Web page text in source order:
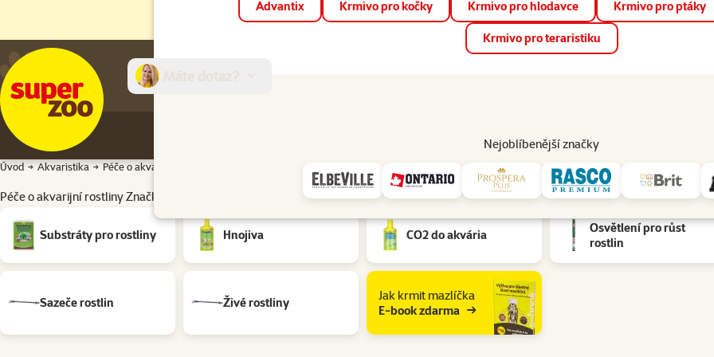
📱 Stáhněte si novou aplikaci Super zoo.Více informací
Advantix Krmivo pro kočky Krmivo pro hlodavce Krmivo pro ptáky
Krmivo pro teraristiku
Nejoblíbenější značky
Prodejny Služby
Úvod Akvaristika Péče o akvarijní rostliny
Péče o akvarijní rostliny Značky: Eheim
Podkategorie
Substráty pro rostliny
Hnojiva CO2 do akvária
Osvětlení pro růst
rostlin
Sazeče rostlin Živé rostliny
Jak krmit mazlíčka
E-book zdarma